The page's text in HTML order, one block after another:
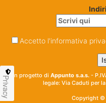
Accetto l'informativa
Un progetto di Appunto s.a.s. -
legale: Via Caduti per
Copyright ©
Privacy